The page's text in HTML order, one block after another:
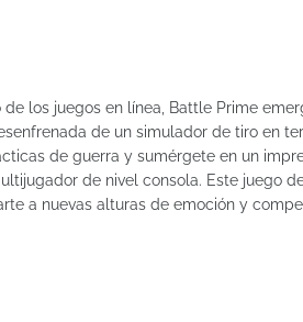
de los juegos en línea, Battle Prime
de un simulador de tiro en
de guerra y sumérgete en un
de nivel consola. Este juego
a nuevas alturas de emoción y